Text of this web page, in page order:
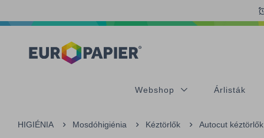
Webshop Árlisták
HIGIÉNIA Mosdóhigiénia Kéztörlők Autocut kéztörlők